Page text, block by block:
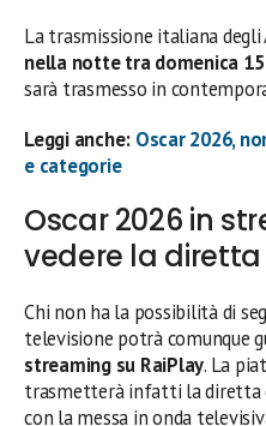
La trasmissione italiana degli
nella notte tra domenica
sarà trasmesso in
Leggi anche: Oscar 2026,
e categorie
Oscar 2026 in
vedere la diretta
Chi non ha la possibilità di
televisione potrà comunque
streaming su RaiPlay. La
trasmetterà infatti la diretta
con la messa in onda